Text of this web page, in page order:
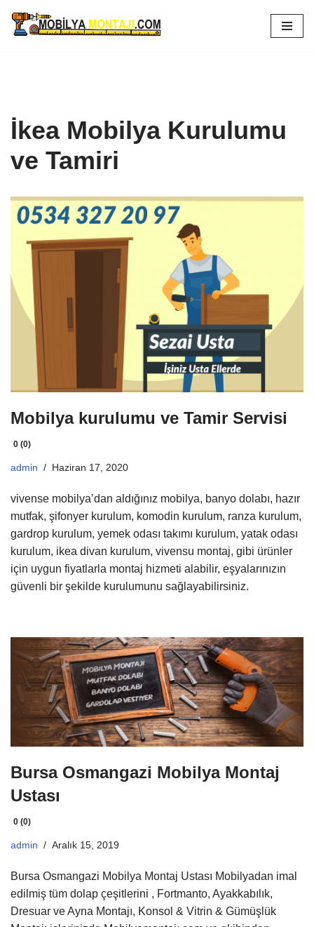
İçeriğe
İkea Mobilya Kurulumu
ve Tamiri
Mobilya kurulumu ve Tamir Servisi
0 (0)
admin Haziran 17, 2020
vivense mobilya’dan aldığınız mobilya, banyo dolabı, hazır
mutfak, şifonyer kurulum, komodin kurulum, ranza kurulum,
gardrop kurulum, yemek odası takımı kurulum, yatak odası
kurulum, ikea divan kurulum, vivensu montaj, gibi ürünler
için uygun fiyatlarla montaj hizmeti alabilir, eşyalarınızın
güvenli bir şekilde kurulumunu sağlayabilirsiniz.
Bursa Osmangazi Mobilya Montaj
Ustası
0 (0)
admin Aralık 15, 2019
Bursa Osmangazi Mobilya Montaj Ustası Mobilyadan imal
edilmiş tüm dolap çeşitlerini , Fortmanto, Ayakkabılık,
Dresuar ve Ayna Montajı, Konsol & Vitrin & Gümüşlük